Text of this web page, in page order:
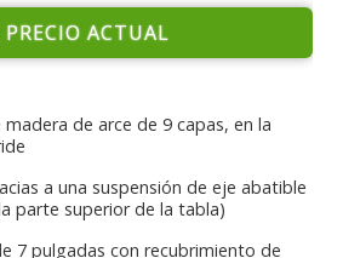
PRECIO ACTUAL
de arce de 9 capas, en la
a una suspensión de eje abatible
parte superior de la tabla)
7 pulgadas con recubrimiento de